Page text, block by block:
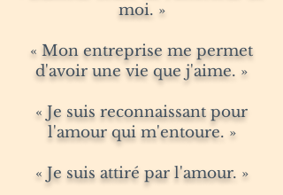
moi. »
« Mon entreprise me permet
d'avoir une vie que j'aime. »
« Je suis reconnaissant pour
l'amour qui m'entoure. »
« Je suis attiré par l'amour. »